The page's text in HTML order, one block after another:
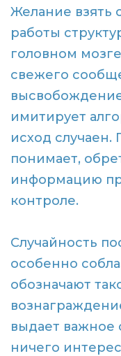
Желание взять
работы
головном
свежего
имитирует
исход случаен.
понимает,
информацию
контроле.
Случайность
особенно
обозначают
выдает
ничего